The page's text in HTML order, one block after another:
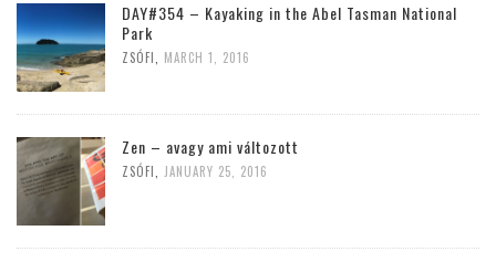
DAY#354 – Kayaking in the Abel Tasman National
Park
ZSÓFI, MARCH 1, 2016
Zen – avagy ami változott
ZSÓFI, JANUARY 25, 2016